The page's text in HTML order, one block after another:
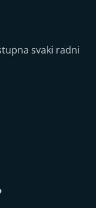
svaki radni